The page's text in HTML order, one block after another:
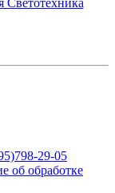
29-05
об обработке